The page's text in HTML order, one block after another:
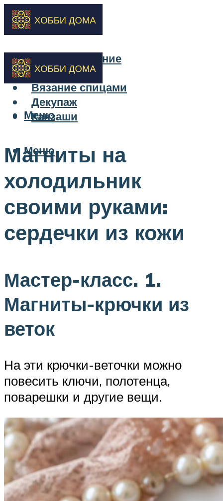
Бисероплетение
Вышивка
Вязание спицами
Декупаж
Канзаши
Меню
Меню
Магниты на
холодильник
своими руками:
сердечки из кожи
Мастер-класс. 1.
Магниты-крючки из
веток
На эти крючки-веточки можно
повесить ключи, полотенца,
поварешки и другие вещи.